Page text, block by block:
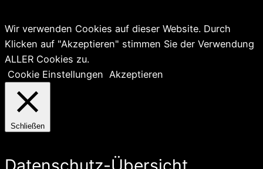
Wir verwenden Cookies auf dieser Website. Durch
Klicken auf "Akzeptieren" stimmen Sie der Verwendung
ALLER Cookies zu.
Cookie Einstellungen Akzeptieren
Schließen